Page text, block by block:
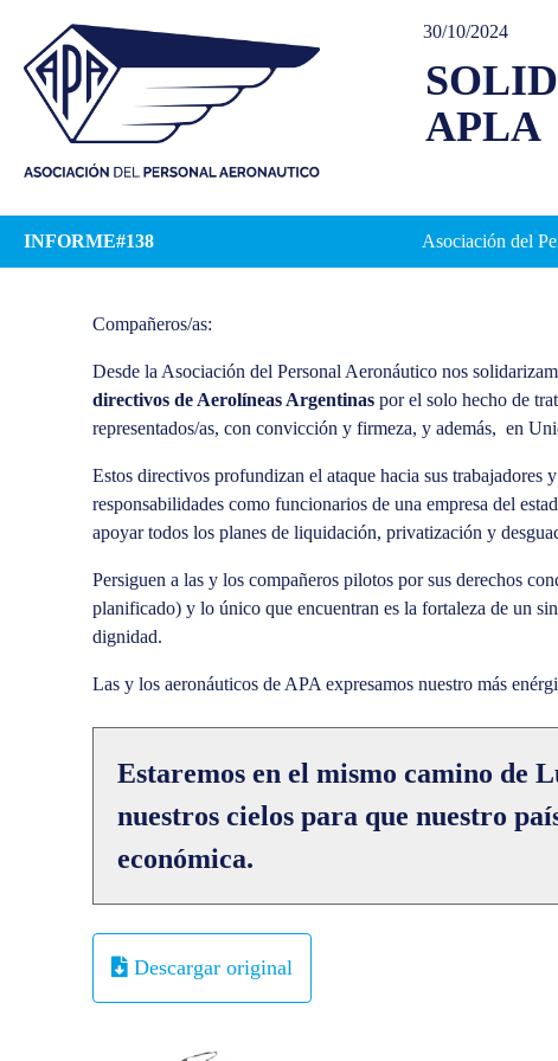
30/10/2024
APLA
INFORME#138 Asociación del
Compañeros/as:
Desde la Asociación del Personal Aeronáutico nos
directivos de Aerolíneas Argentinas por el solo hecho de
representados/as, con convicción y firmeza, y además, en
Estos directivos profundizan el ataque hacia sus trabajadores
responsabilidades como funcionarios de una empresa del
apoyar todos los planes de liquidación, privatización y
Persiguen a las y los compañeros pilotos por sus derechos
planificado) y lo único que encuentran es la fortaleza de un
dignidad.
Las y los aeronáuticos de APA expresamos nuestro más
Estaremos en el mismo camino de
nuestros cielos para que nuestro
económica.
Descargar original